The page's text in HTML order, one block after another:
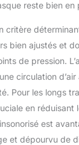
de nombreuses
aux hommes et
tailles. Vous pouvez
le tour de votre tête au
dans les tailles
se détermine
juste au-dessus des
en plusieurs
reste bien en
critère
bien ajustés et
de pression.
circulation
Pour les longs
en réduisant
est
et dépourvu de